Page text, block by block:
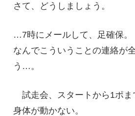
さて、どうしましょう。
…7時にメールして、足確保。
なんでこういうことの連絡が
う…。
試走会、スタートから1ポま
身体が動かない。